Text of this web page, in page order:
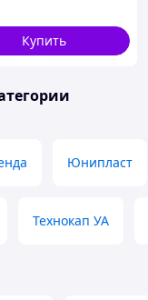
Купить
Юнипласт
Технокап УА